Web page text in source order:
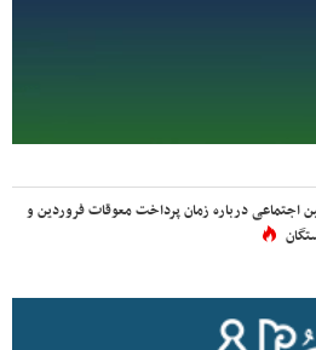
اجتماعی درباره زمان پرداخت معوقات فروردین و